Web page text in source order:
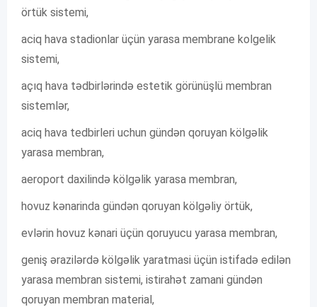
örtük sistemi,
aciq hava stadionlar üçün yarasa membrane kolgelik
sistemi,
açıq hava tədbirlərində estetik görünüşlü membran
sistemlər,
aciq hava tedbirleri uchun gündən qoruyan kölgəlik
yarasa membran,
aeroport daxilində kölgəlik yarasa membran,
hovuz kənarinda gündən qoruyan kölgəliy örtük,
evlərin hovuz kənari üçün qoruyucu yarasa membran,
geniş ərazilərdə kölgəlik yaratmasi üçün istifadə edilən
yarasa membran sistemi, istirahət zamani gündən
qoruyan membran material,